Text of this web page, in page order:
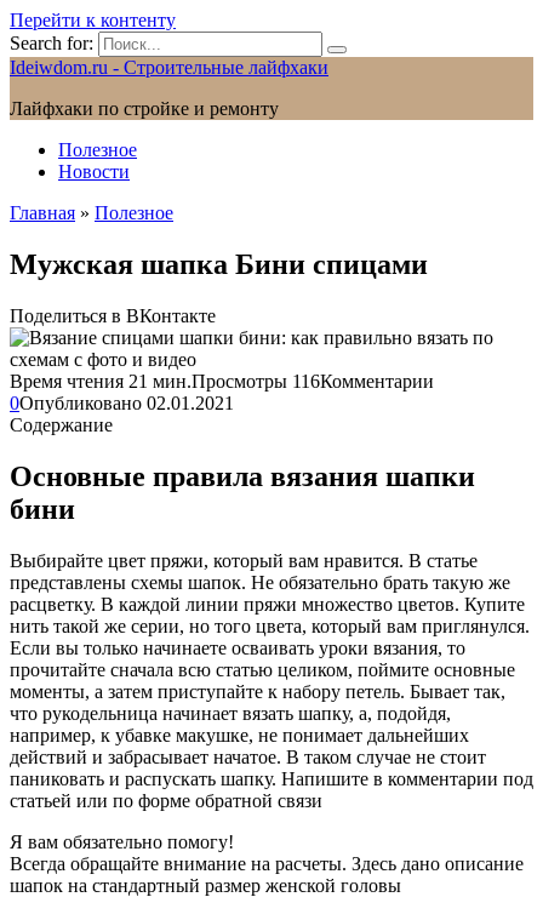
Перейти к контенту
Search for:
Ideiwdom.ru - Строительные лайфхаки
Лайфхаки по стройке и ремонту
Полезное
Новости
Главная » Полезное
Мужская шапка Бини спицами
Поделиться в ВКонтакте
Время чтения 21 мин.Просмотры 116Комментарии
0Опубликовано 02.01.2021
Содержание
Основные правила вязания шапки
бини
Выбирайте цвет пряжи, который вам нравится. В статье
представлены схемы шапок. Не обязательно брать такую же
расцветку. В каждой линии пряжи множество цветов. Купите
нить такой же серии, но того цвета, который вам приглянулся.
Если вы только начинаете осваивать уроки вязания, то
прочитайте сначала всю статью целиком, поймите основные
моменты, а затем приступайте к набору петель. Бывает так,
что рукодельница начинает вязать шапку, а, подойдя,
например, к убавке макушке, не понимает дальнейших
действий и забрасывает начатое. В таком случае не стоит
паниковать и распускать шапку. Напишите в комментарии под
статьей или по форме обратной связи
Я вам обязательно помогу!
Всегда обращайте внимание на расчеты. Здесь дано описание
шапок на стандартный размер женской головы